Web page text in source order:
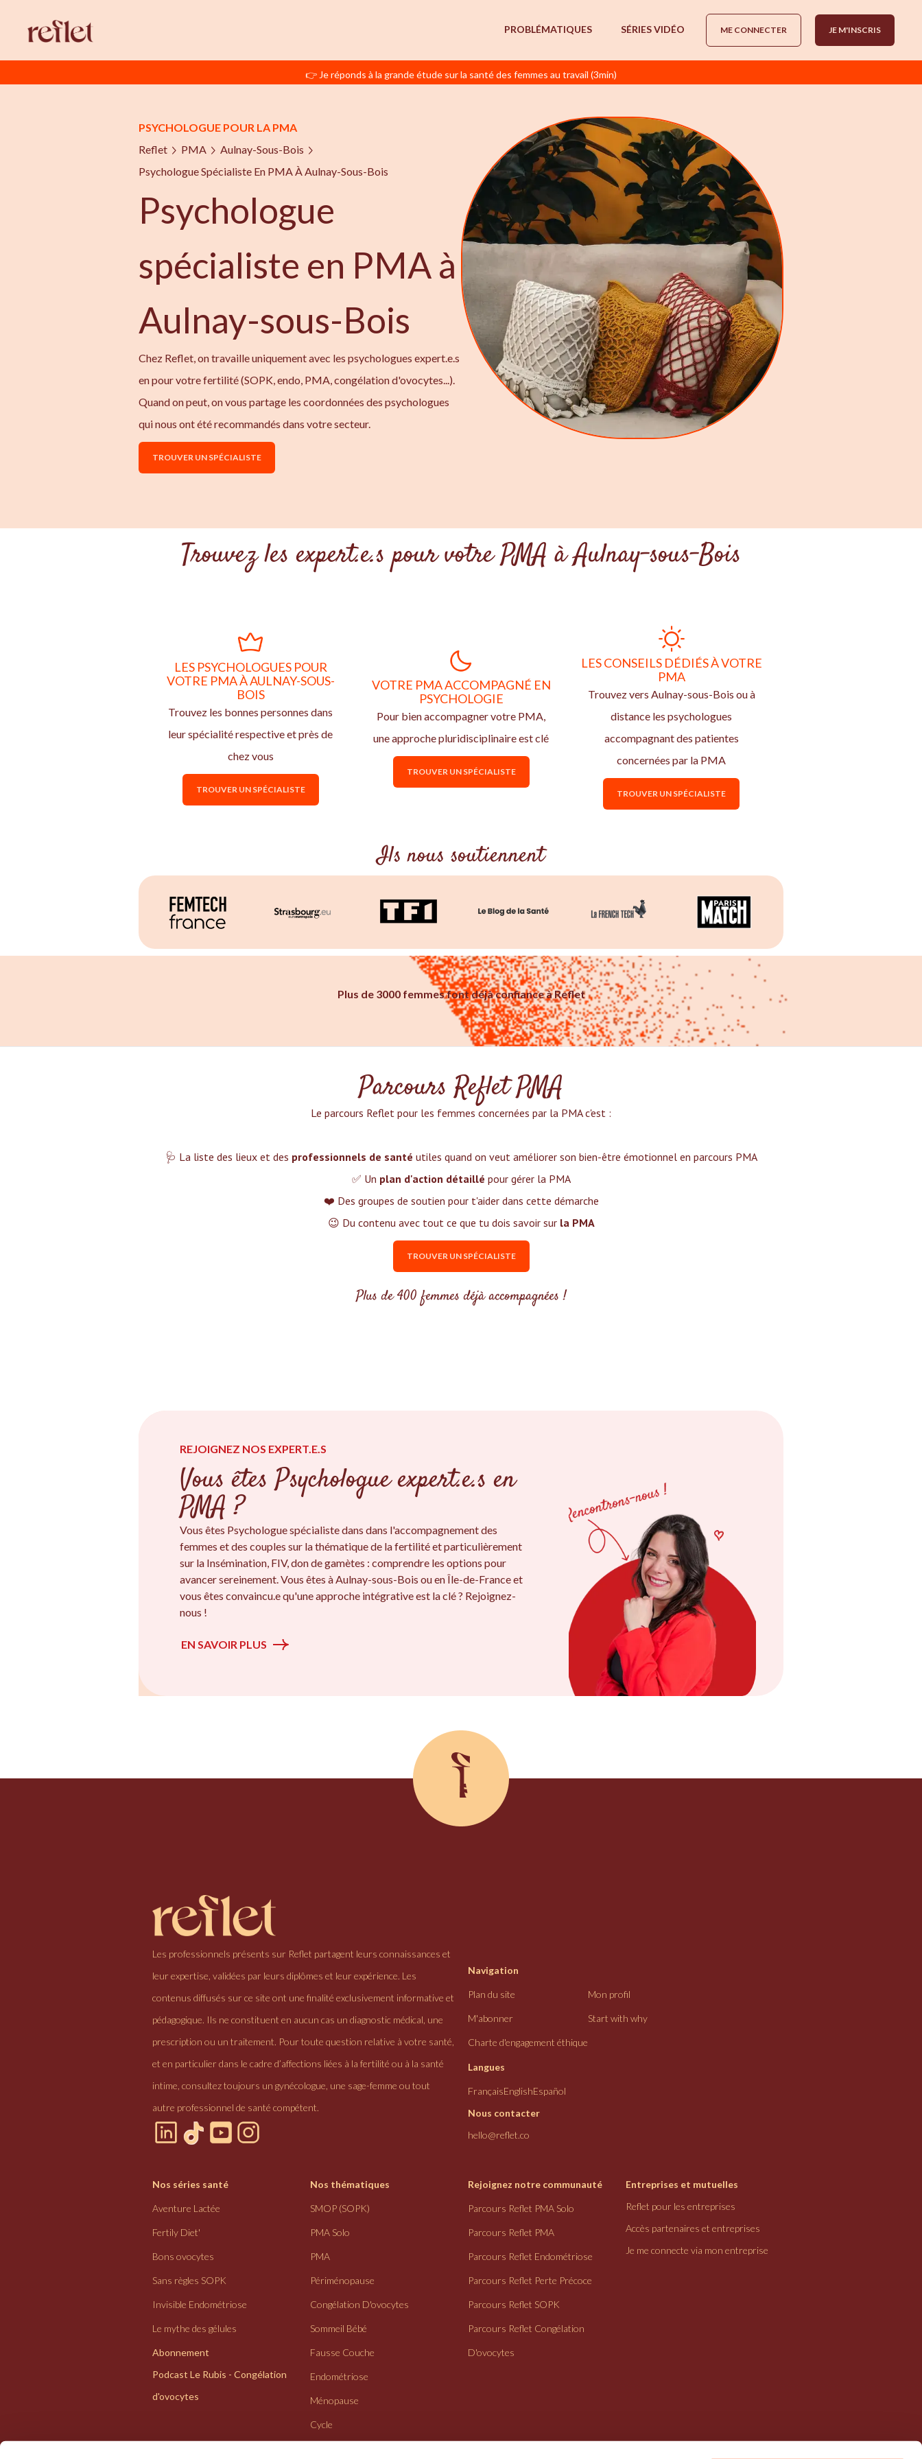
PROBLÉMATIQUES SÉRIES VIDÉO ME CONNECTER JE M'INSCRIS
👉 Je réponds à la grande étude sur la santé des femmes au travail (3min)
PSYCHOLOGUE POUR LA PMA
Reflet
PMA
Aulnay-Sous-Bois
Psychologue Spécialiste En PMA À Aulnay-Sous-Bois
Psychologue
spécialiste en PMA à
Aulnay-sous-Bois
Chez Reflet, on travaille uniquement avec les psychologues expert.e.s
en pour votre fertilité (SOPK, endo, PMA, congélation d'ovocytes...).
Quand on peut, on vous partage les coordonnées des psychologues
qui nous ont été recommandés dans votre secteur.
TROUVER UN SPÉCIALISTE
Trouvez les expert.e.s pour votre PMA à Aulnay-sous-Bois
LES PSYCHOLOGUES POUR
VOTRE PMA À AULNAY-SOUS-
BOIS
Trouvez les bonnes personnes dans
leur spécialité respective et près de
chez vous
TROUVER UN SPÉCIALISTE
VOTRE PMA ACCOMPAGNÉ EN
PSYCHOLOGIE
Pour bien accompagner votre PMA,
une approche pluridisciplinaire est clé
TROUVER UN SPÉCIALISTE
LES CONSEILS DÉDIÉS À VOTRE
PMA
Trouvez vers Aulnay-sous-Bois ou à
distance les psychologues
accompagnant des patientes
concernées par la PMA
TROUVER UN SPÉCIALISTE
Ils nous soutiennent
Plus de 3000 femmes font déjà confiance à Reflet
Parcours Reflet PMA
Le parcours Reflet pour les femmes concernées par la PMA c'est :‍
🩺 La liste des lieux et des professionnels de santé utiles quand on veut améliorer son bien-être émotionnel en parcours PMA
✅ Un plan d'action détaillé pour gérer la PMA
❤️ Des groupes de soutien pour t'aider dans cette démarche
😉 Du contenu avec tout ce que tu dois savoir sur la PMA
TROUVER UN SPÉCIALISTE
Plus de 400 femmes déjà accompagnées !
REJOIGNEZ NOS EXPERT.E.S
Vous êtes Psychologue expert.e.s en
PMA ?
Vous êtes Psychologue spécialiste dans dans l'accompagnement des
femmes et des couples sur la thématique de la fertilité et particulièrement
sur la Insémination, FIV, don de gamètes : comprendre les options pour
avancer sereinement. Vous êtes à Aulnay-sous-Bois ou en Île-de-France et
vous êtes convaincu.e qu'une approche intégrative est la clé ? Rejoignez-
nous !
EN SAVOIR PLUS
Les professionnels présents sur Reflet partagent leurs connaissances et
leur expertise, validées par leurs diplômes et leur expérience. Les
contenus diffusés sur ce site ont une finalité exclusivement informative et
pédagogique. Ils ne constituent en aucun cas un diagnostic médical, une
prescription ou un traitement. Pour toute question relative à votre santé,
et en particulier dans le cadre d’affections liées à la fertilité ou à la santé
intime, consultez toujours un gynécologue, une sage-femme ou tout
autre professionnel de santé compétent.
Navigation
Plan du site Mon profil
M'abonner Start with why
Charte d'engagement éthique
Langues
FrançaisEnglishEspañol
Nous contacter
hello@reflet.co
Nos séries santé
Aventure Lactée
Fertily Diet'
Bons ovocytes
Sans règles SOPK
Invisible Endométriose
Le mythe des gélules
Abonnement
Podcast Le Rubis - Congélation
d'ovocytes
Nos thématiques
SMOP (SOPK)
PMA Solo
PMA
Périménopause
Congélation D'ovocytes
Sommeil Bébé
Fausse Couche
Endométriose
Ménopause
Cycle
Rejoignez notre communauté
Parcours Reflet PMA Solo
Parcours Reflet PMA
Parcours Reflet Endométriose
Parcours Reflet Perte Précoce
Parcours Reflet SOPK
Parcours Reflet Congélation
D'ovocytes
Entreprises et mutuelles
Reflet pour les entreprises
Accès partenaires et entreprises
Je me connecte via mon entreprise